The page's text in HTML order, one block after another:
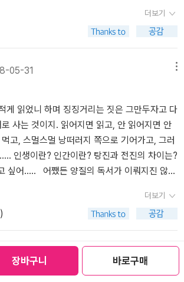
장바구니 바로구매
서(제 기준엔)이 책... 감동 심했으니까 사야겠
겨서 살짝 불신했는데이 책도 정말 물건입니다
읽는 사람이어도아, 이런 독서 방법이 있구나
어떨지 모르겠는데,책 자체가 술술 읽히고 재
서...라는 면에서 이 페이퍼에 언급한 책들 중에
짱일듯 이 책 진짜 좋아함내 독서노트는 이 책
방함저벅저벅... 독서십덕의 길구체적이고 실
고,위의 책과는 다른 의미로 재미있어서두 번이
으려고 예스24 크레마클럽에서 내 서재에 추
이나 감동을 줬으면세 번째는 사서 읽는 게 맞
안 읽었습니다미국 스테디셀러인데우리나라에
기분나쁨ㄱ-개인적으로 번역서가 있어도 원서
입니다왜냐하면...내게 킨들이 잇쬬?킨들써야
로 4년 정도 되는데 한국책 몇 권 읽은 게 끝
티머 애들러와 찰스 벤 도렌의How to read a
있더군요!!!완역이라고 합니다.이 책은 개정판
까에... 다양한 의견도 있는 것 같습니다만판단
버틸 수 없는 것이 있다는 사실을 버틸 수 없었
오해나 과신에 쫓겨 골방에 숨어들어서는, 끝
들여다보고 나서야 비로소 가장 큰 오해와 과
곳을 발견한다. 그리고 조용히 거울을 치운다.
수 없을 만큼 가벼워져 있었다. 잔바람에도 존
상은 큰 바람이 쉴 새 없이 부는 곳이었다. 그
리는 그 방 안을 들여다 볼 때, 끝까지 조심성을
의 무신경한 날숨에 그가 흩어지지 않도록. 그
주어야 한다. 가루가 된 사람들에겐 우리가 필
요한 시간이 밀물과 썰물처럼 다녀간다. 그는
에 위안을 얻고, 우리가 지켜보지 않는 동안에
우리가 만져주는 동안에 부드러워지고, 스스로
하기에 적합한 공간이다. 뿌리는 빛이 들지 않
며 자란다. 이제는 그도 안다. 싹은 약하고 줄기
다. 잎은 마르고 꽃은 시들며 열매는 썩을 것이
지고 상처 입는 방식이라는 것을 그의 뿌리가
더보기
05-31
게 읽었니 하며 징징거리는 짓은 그만두자고 다
사는 것이지. 읽어지면 읽고, 안 읽어지면 안
고, 스멀스멀 낭떠러지 쪽으로 기어가고, 그러
인생이란? 인간이란? 탕진과 전진의 차이는?
서가 이뤄지진 않는
히 살갑고 적당히 가까운, 읽기에 평범한, 그러나
을 충실한 독후감들.​2. 마르크스는 처음입니다
쉬운 책이긴 한데, 사실 추천하기는 좀 꺼려진
선 느낌이 세다. 한 덩어리 쌌다고 만족하고 바
는 노릇이잖아?​3. 최소의 발견: 아름답고 과하
아름답게 과하다. 시와 대한 이야기가 시보다 많
더보기
05-24